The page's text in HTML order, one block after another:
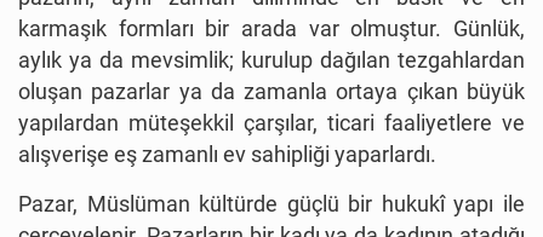
karmaşık formları bir arada var olmuştur. Günlük,
aylık ya da mevsimlik; kurulup dağılan tezgahlardan
oluşan pazarlar ya da zamanla ortaya çıkan büyük
yapılardan müteşekkil çarşılar, ticari faaliyetlere ve
alışverişe eş zamanlı ev sahipliği yaparlardı.
Pazar, Müslüman kültürde güçlü bir hukukî yapı ile